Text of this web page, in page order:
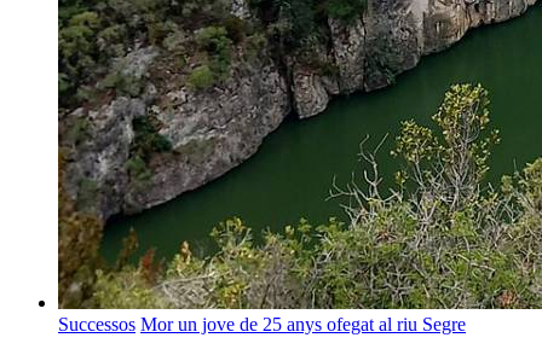
Successos Mor un jove de 25 anys ofegat al riu Segre